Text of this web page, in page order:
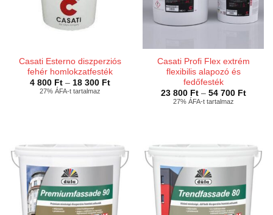
Casati Esterno diszperziós
fehér homlokzatfesték
4 800 Ft – 18 300 FtÁrtartomány:
27% ÁFA-t tartalmaz
Casati Profi Flex extrém
flexibilis alapozó és
fedőfesték
23 800 Ft – 54 700 Ft
27% ÁFA-t tartalmaz